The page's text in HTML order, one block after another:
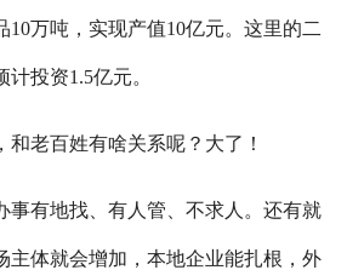
10万吨，实现产值10亿元。这里的二
投资1.5亿元。
老百姓有啥关系呢？大了！
有地找、有人管、不求人。还有就
主体就会增加，本地企业能扎根，外